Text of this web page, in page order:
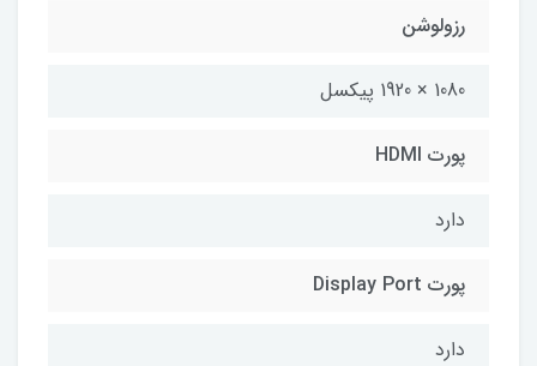
رزولوشن
1080 × 1920 پیکسل
پورت HDMI
دارد
پورت Display Port
دارد